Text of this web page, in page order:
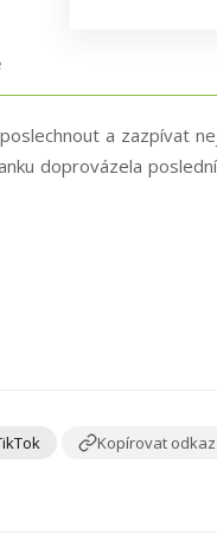
a zazpívat
doprovázela
Kopírovat odkaz